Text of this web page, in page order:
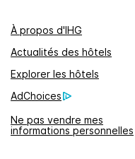
À propos d'IHG
Actualités des hôtels
Explorer les hôtels
AdChoices
Ne pas vendre mes
informations personnelles